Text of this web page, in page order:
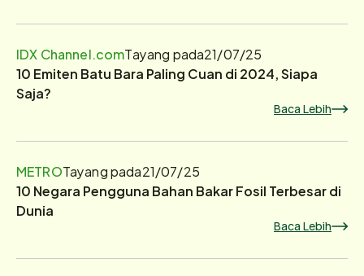
IDX Channel.comTayang pada21/07/25
10 Emiten Batu Bara Paling Cuan di 2024, Siapa
Saja?
Baca Lebih
METROTayang pada21/07/25
10 Negara Pengguna Bahan Bakar Fosil Terbesar di
Dunia
Baca Lebih